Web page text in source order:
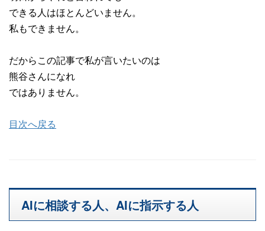
できる人はほとんどいません。
私もできません。
だからこの記事で私が言いたいのは
熊谷さんになれ
ではありません。
目次へ戻る
AIに相談する人、AIに指示する人